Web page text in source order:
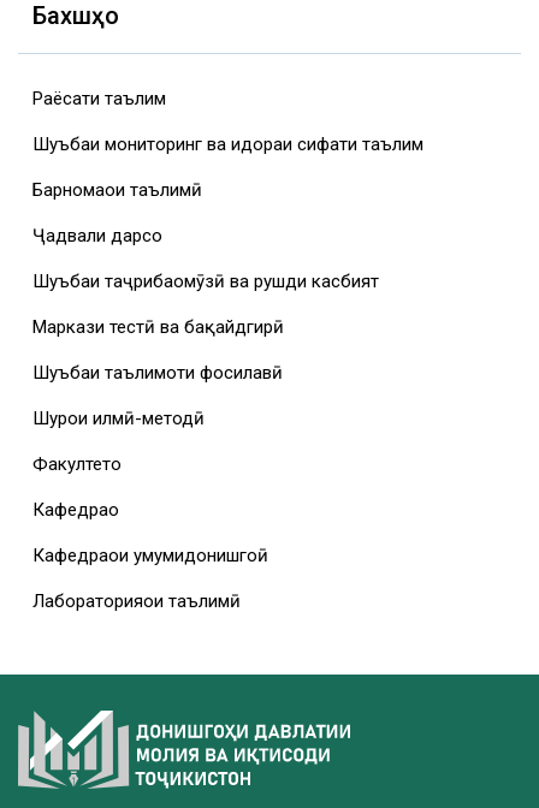
Бахшҳо
Раёсати таълим
Шуъбаи мониторинг ва идораи сифати таълим
Барномаҳои таълимӣ
Ҷадвали дарсҳо
Шуъбаи таҷрибаомӯзӣ ва рушди касбият
Маркази тестӣ ва бақайдгирӣ
Шуъбаи таълимоти фосилавӣ
Шурои илмӣ-методӣ
Факултетҳо
Кафедраҳо
Кафедраҳои умумидонишгоҳӣ
Лабораторияҳои таълимӣ